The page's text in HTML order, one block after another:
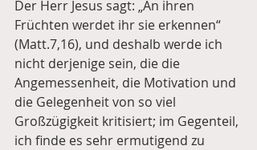
Der Herr Jesus sagt: „An ihren
Früchten werdet ihr sie erkennen“
(Matt.7,16), und deshalb werde ich
nicht derjenige sein, die die
Angemessenheit, die Motivation und
die Gelegenheit von so viel
Großzügigkeit kritisiert; im Gegenteil,
ich finde es sehr ermutigend zu